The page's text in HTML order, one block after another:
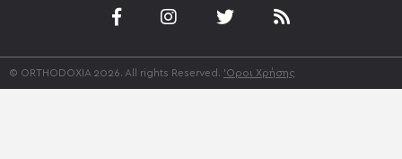
© ORTHODOXIA 2026. All rights Reserved. 'Οροι Χρήσης